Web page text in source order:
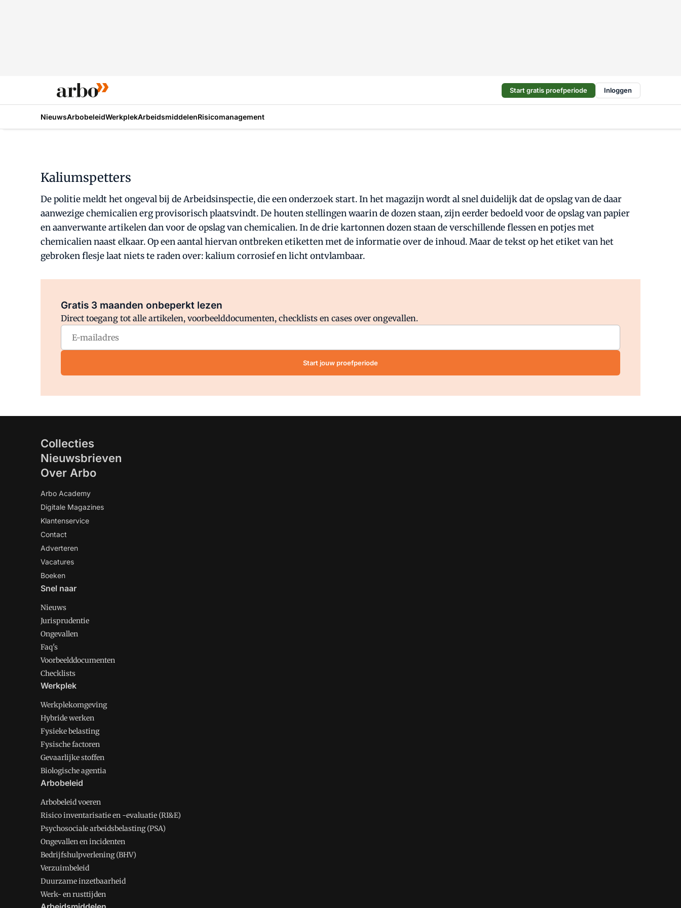
Start gratis proefperiode Inloggen
NieuwsArbobeleidWerkplekArbeidsmiddelenRisicomanagement
Kaliumspetters
De politie meldt het ongeval bij de Arbeidsinspectie, die een onderzoek start. In het magazijn wordt al snel duidelijk dat de opslag van de daar
aanwezige chemicalien erg provisorisch plaatsvindt. De houten stellingen waarin de dozen staan, zijn eerder bedoeld voor de opslag van papier
en aanverwante artikelen dan voor de opslag van chemicalien. In de drie kartonnen dozen staan de verschillende flessen en potjes met
chemicalien naast elkaar. Op een aantal hiervan ontbreken etiketten met de informatie over de inhoud. Maar de tekst op het etiket van het
gebroken flesje laat niets te raden over: kalium corrosief en licht ontvlambaar.
Gratis 3 maanden onbeperkt lezen
Direct toegang tot alle artikelen, voorbeelddocumenten, checklists en cases over ongevallen.
Start jouw proefperiode
Collecties
Nieuwsbrieven
Over Arbo
Arbo Academy
Digitale Magazines
Klantenservice
Contact
Adverteren
Vacatures
Boeken
Snel naar
Nieuws
Jurisprudentie
Ongevallen
Faq's
Voorbeelddocumenten
Checklists
Werkplek
Werkplekomgeving
Hybride werken
Fysieke belasting
Fysische factoren
Gevaarlijke stoffen
Biologische agentia
Arbobeleid
Arbobeleid voeren
Risico inventarisatie en -evaluatie (RI&E)
Psychosociale arbeidsbelasting (PSA)
Ongevallen en incidenten
Bedrijfshulpverlening (BHV)
Verzuimbeleid
Duurzame inzetbaarheid
Werk- en rusttijden